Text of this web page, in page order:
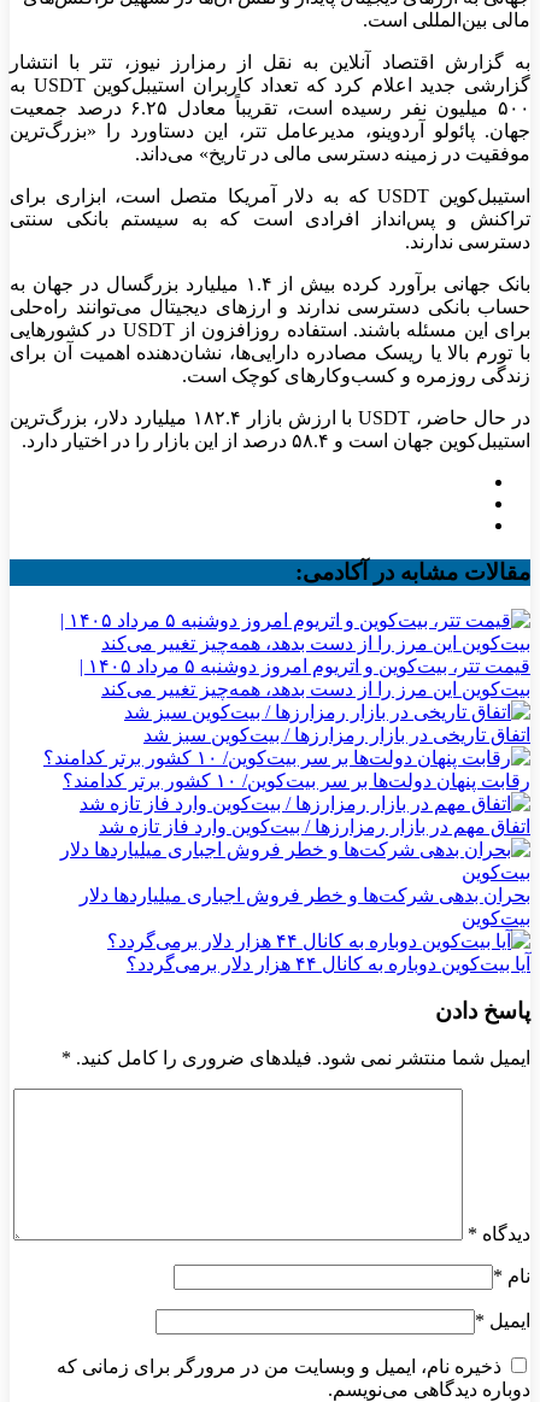
مالی بین‌المللی است.
به گزارش اقتصاد آنلاین به نقل از رمزارز نیوز، تتر با انتشار
گزارشی جدید اعلام کرد که تعداد کاربران استیبل‌کوین USDT به
۵۰۰ میلیون نفر رسیده است، تقریباً معادل ۶.۲۵ درصد جمعیت
جهان. پائولو آردوینو، مدیرعامل تتر، این دستاورد را «بزرگ‌ترین
موفقیت در زمینه دسترسی مالی در تاریخ» می‌داند.
استیبل‌کوین USDT که به دلار آمریکا متصل است، ابزاری برای
تراکنش و پس‌انداز افرادی است که به سیستم بانکی سنتی
دسترسی ندارند.
بانک جهانی برآورد کرده بیش از ۱.۴ میلیارد بزرگسال در جهان به
حساب بانکی دسترسی ندارند و ارز‌های دیجیتال می‌توانند راه‌حلی
برای این مسئله باشند. استفاده روزافزون از USDT در کشور‌هایی
با تورم بالا یا ریسک مصادره دارایی‌ها، نشان‌دهنده اهمیت آن برای
زندگی روزمره و کسب‌وکار‌های کوچک است.
در حال حاضر، USDT با ارزش بازار ۱۸۲.۴ میلیارد دلار، بزرگ‌ترین
استیبل‌کوین جهان است و ۵۸.۴ درصد از این بازار را در اختیار دارد.
مقالات مشابه در آکادمی:
قیمت تتر، بیت‌کوین و اتریوم امروز دوشنبه ۵ مرداد ۱۴۰۵ |
بیت‌کوین این مرز را از دست بدهد، همه‌چیز تغییر می‌کند
اتفاق تاریخی در بازار رمزارزها / بیت‌کوین سبز شد
رقابت پنهان دولت‌ها بر سر بیت‌کوین/ ۱۰ کشور برتر کدامند؟
اتفاق مهم در بازار رمزارزها / بیت‌کوین وارد فاز تازه شد
بحران بدهی شرکت‌ها و خطر فروش اجباری میلیاردها دلار
بیت‌کوین
آیا بیت‌کوین دوباره به کانال ۴۴ هزار دلار برمی‌گردد؟
پاسخ دادن
ایمیل شما منتشر نمی شود. فیلدهای ضروری را کامل کنید. *
دیدگاه *
نام *
ایمیل *
ذخیره نام، ایمیل و وبسایت من در مرورگر برای زمانی که
دوباره دیدگاهی می‌نویسم.